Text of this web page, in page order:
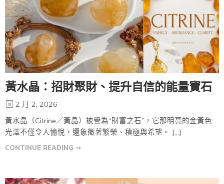
黃水晶：招財聚財、提升自信的能量寶石
2 月 2, 2026
黃水晶（Citrine／黃晶）被譽為“財富之石”，它那明亮的金黃色
光澤不僅令人愉悅，還象徵著繁榮、積極與希望。 […]
CONTINUE READING ➞